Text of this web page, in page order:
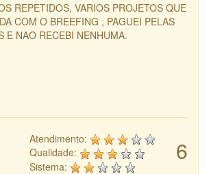
REPETIDOS, VARIOS PROJETOS QUE
COM O BREEFING , PAGUEI PELAS
E NAO RECEBI NENHUMA.
6
Atendimento:
Qualidade:
Sistema: